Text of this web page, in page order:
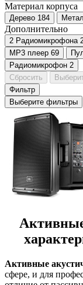
Материал корпуса
Дерево 184
Дополнительно
2 Радиомикрофона
MP3 плеер 69
Радиомикрофон 2
Сбросить
Фильтр
Выберите фильтры
Активные
сфере, и для